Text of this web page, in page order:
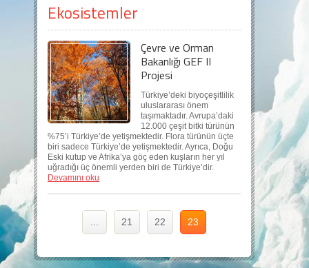
Ekosistemler
Çevre ve Orman
Bakanlığı GEF II
Projesi
Türkiye’deki biyoçeşitlilik
uluslararası önem
taşımaktadır. Avrupa’daki
12.000 çeşit bitki türünün
%75’i Türkiye’de yetişmektedir. Flora türünün üçte
biri sadece Türkiye’de yetişmektedir. Ayrıca, Doğu
Eski kutup ve Afrika’ya göç eden kuşların her yıl
uğradığı üç önemli yerden biri de Türkiye’dir.
Devamını oku
21 22 23